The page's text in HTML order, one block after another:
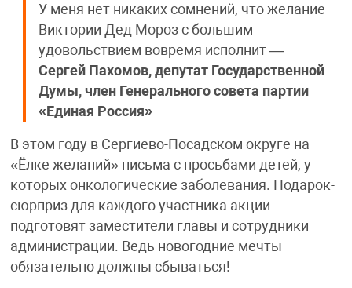
У меня нет никаких сомнений, что желание
Виктории Дед Мороз с большим
удовольствием вовремя исполнит —
Сергей Пахомов, депутат Государственной
Думы, член Генерального совета партии
«Единая Россия»
В этом году в Сергиево-Посадском округе на
«Ёлке желаний» письма с просьбами детей, у
которых онкологические заболевания. Подарок-
сюрприз для каждого участника акции
подготовят заместители главы и сотрудники
администрации. Ведь новогодние мечты
обязательно должны сбываться!